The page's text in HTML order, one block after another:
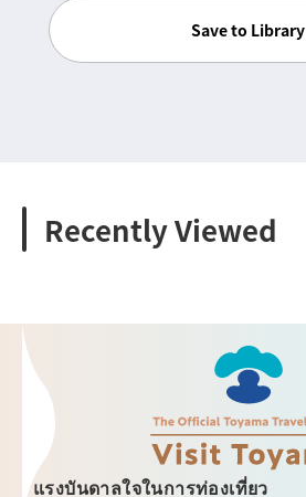
Save to Library
Recently Viewed
แรงบันดาลใจในการท่องเที่ยว